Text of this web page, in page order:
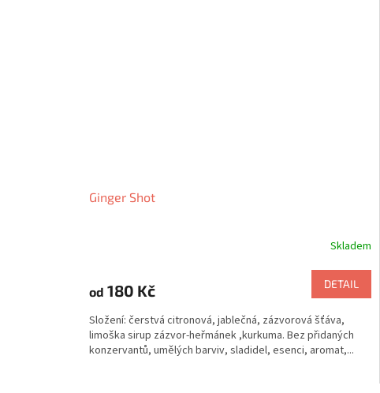
Ginger Shot
Skladem
od 180 Kč DETAIL
Složení: čerstvá citronová, jablečná, zázvorová šťáva,
limoška sirup zázvor-heřmánek ,kurkuma. Bez přidaných
konzervantů, umělých barviv, sladidel, esenci, aromat,...